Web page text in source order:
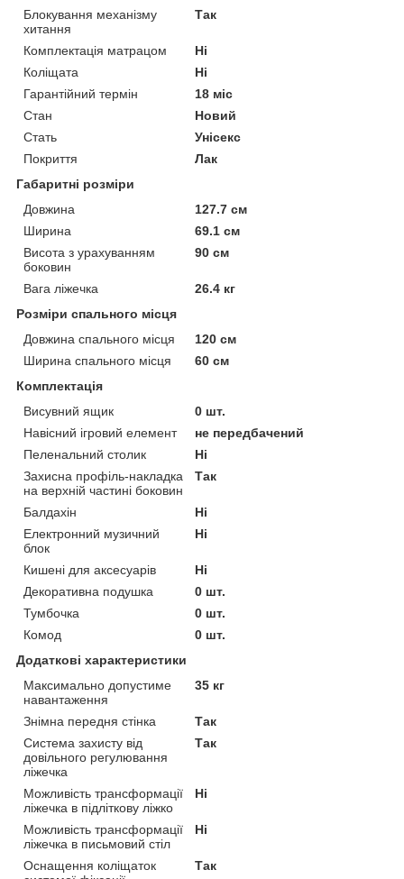
Блокування механізму
хитання
Так
Комплектація матрацом
Ні
Коліщата
Ні
Гарантійний термін
18 міс
Стан
Новий
Стать
Унісекс
Покриття
Лак
Габаритні розміри
Довжина
127.7 см
Ширина
69.1 см
Висота з урахуванням
боковин
90 см
Вага ліжечка
26.4 кг
Розміри спального місця
Довжина спального місця
120 см
Ширина спального місця
60 см
Комплектація
Висувний ящик
0 шт.
Навісний ігровий елемент
не передбачений
Пеленальний столик
Ні
Захисна профіль-накладка
на верхній частині боковин
Так
Балдахін
Ні
Електронний музичний
блок
Ні
Кишені для аксесуарів
Ні
Декоративна подушка
0 шт.
Тумбочка
0 шт.
Комод
0 шт.
Додаткові характеристики
Максимально допустиме
навантаження
35 кг
Знімна передня стінка
Так
Система захисту від
довільного регулювання
ліжечка
Так
Можливість трансформації
ліжечка в підліткову ліжко
Ні
Можливість трансформації
ліжечка в письмовий стіл
Ні
Оснащення коліщаток
Так